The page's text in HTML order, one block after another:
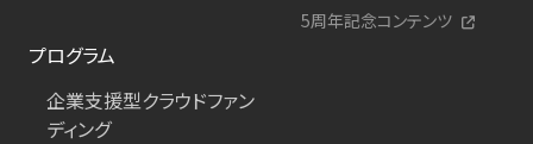
5周年記念コンテンツ
プログラム
企業支援型クラウドファン
ディング